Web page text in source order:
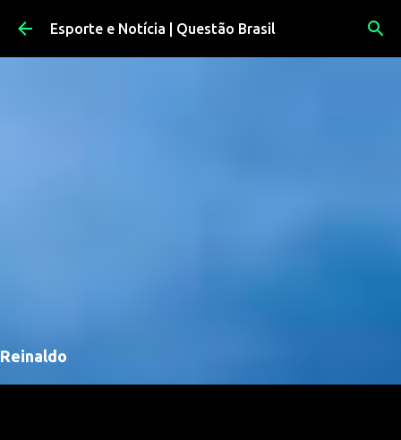
Pular para o conteúdo principal
Esporte e Notícia | Questão Brasil
Reinaldo